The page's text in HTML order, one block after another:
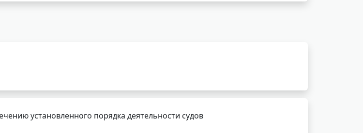
установленного порядка деятельности судов